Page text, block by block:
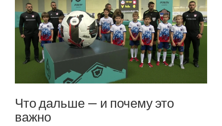
Что дальше — и почему это
важно